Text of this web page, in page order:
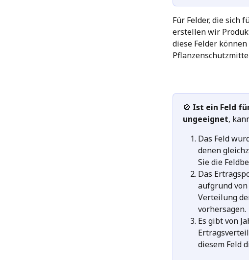
Für Felder, die sich
erstellen wir
diese Felder
🚫 Ist ein Feld
ungeeignet,
Das Feld
denen
Sie die
Das
aufgrund
Verteilung
vorhersagen.
Es gibt von
diesem Feld